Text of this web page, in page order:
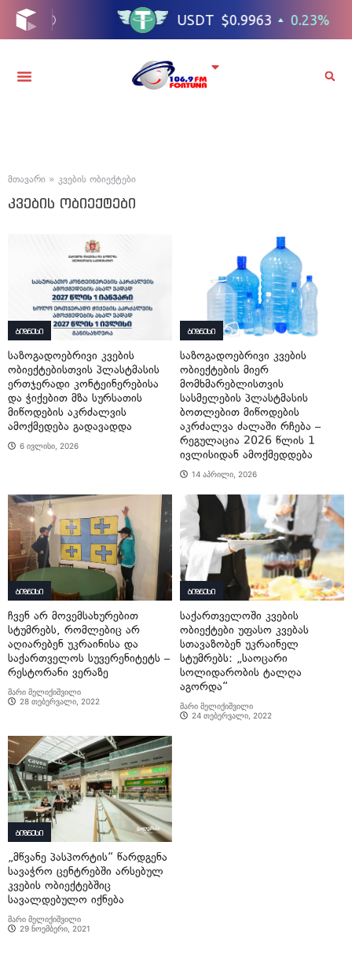
მთავარი » კვების ობიექტები
კვების ობიექტები
ბიზნესი
საზოგადოებრივი კვების
ობიექტებისთვის პლასტმასის
ერთჯერადი კონტეინერებისა
და ჭიქებით მზა სურსათის
მიწოდების აკრძალვის
ამოქმედება გადავადდა
6 ივლისი, 2026
ბიზნესი
საზოგადოებრივი კვების
ობიექტების მიერ
მომხმარებლისთვის
სასმელების პლასტმასის
ბოთლებით მიწოდების
აკრძალვა ძალაში რჩება –
რეგულაცია 2026 წლის 1
ივლისიდან ამოქმედდება
14 აპრილი, 2026
ბიზნესი
ჩვენ არ მოვემსახურებით
სტუმრებს, რომლებიც არ
აღიარებენ უკრაინისა და
საქართველოს სუვერენიტეტს –
რესტორანი ვერაზე
მარი მელიქიშვილი
28 თებერვალი, 2022
ბიზნესი
საქართველოში კვების
ობიექტები უფასო კვებას
სთავაზობენ უკრაინელ
სტუმრებს: „საოცარი
სოლიდარობის ტალღა
აგორდა“
მარი მელიქიშვილი
24 თებერვალი, 2022
ბიზნესი
„მწვანე პასპორტის“ წარდგენა
სავაჭრო ცენტრებში არსებულ
კვების ობიექტებშიც
სავალდებულო იქნება
მარი მელიქიშვილი
29 ნოემბერი, 2021